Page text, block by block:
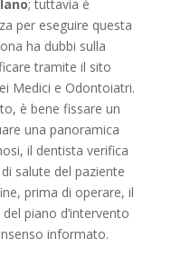
; tuttavia è
per eseguire questa
ha dubbi sulla
tramite il sito
Medici e Odontoiatri.
è bene fissare un
una panoramica
il dentista verifica
salute del paziente
prima di operare, il
piano d’intervento
informato.